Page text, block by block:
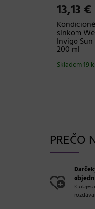
13,13 €
slnkom
Invigo
200 ml
Skladom 19
PREČO
K